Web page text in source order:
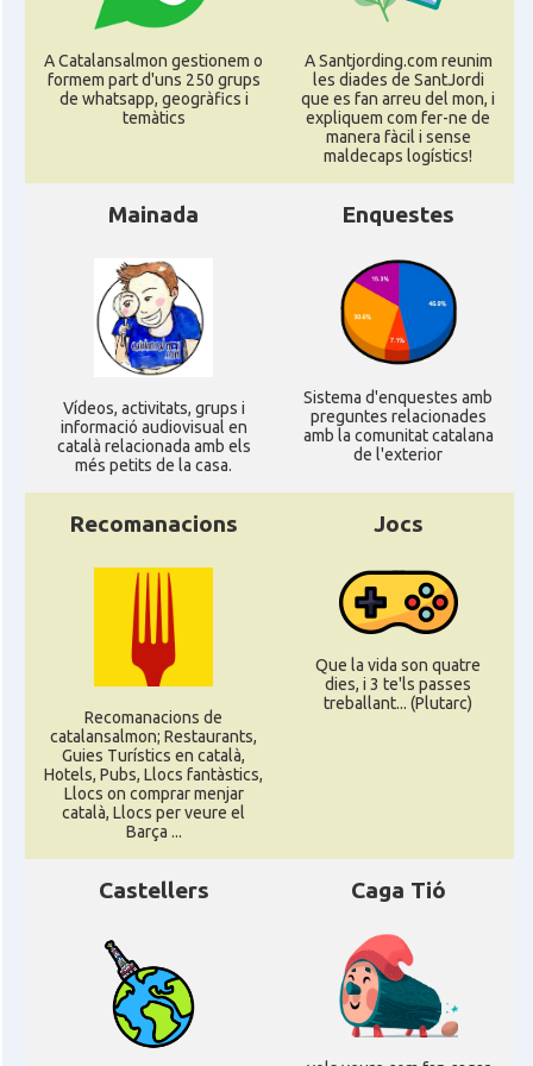
CAMON Catalans a Koeln - Köln - Colonia
CAMON Catalans a MANNHEIM
CAMON Catalans a NURNBERG
CAMON Catalans a OLDENBURG
CAMON Catalans a ROSTOCK
CAMON Catalans a Stuttgart
CAMON
CAMON CATALANS A TÜBINGEN
Associació Catalana d'Essen E.V. /
Katalanischer Verein Essen E.V.
Casal
Associació Catalana d'Hamburg "El
Pont Blau\"
A Catalansalmon gestionem o
formem part d'uns 250 grups
de whatsapp, geogràfics i
temàtics
A Santjording.com reunim
les diades de SantJordi
que es fan arreu del mon, i
expliquem com fer-ne de
manera fàcil i sense
maldecaps logí­stics!
Mainada
Ví­deos, activitats, grups i
informació audiovisual en
català relacionada amb els
més petits de la casa.
Enquestes
Sistema d'enquestes amb
preguntes relacionades
amb la comunitat catalana
de l'exterior
Recomanacions
Recomanacions de
catalansalmon; Restaurants,
Guies Turístics en català,
Hotels, Pubs, Llocs fantàstics,
Llocs on comprar menjar
català, Llocs per veure el
Barça ...
Jocs
Que la vida son quatre
dies, i 3 te'ls passes
treballant... (Plutarc)
Castellers Caga Tió